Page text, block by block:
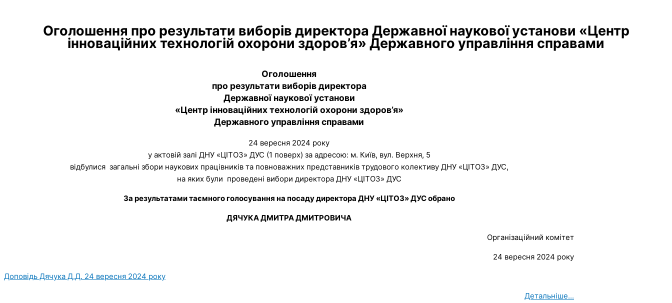
Оголошення про результати виборів директора Державної наукової установи «Центр
інноваційних технологій охорони здоров’я» Державного управління справами
Оголошення
про результати виборів директора
Державної наукової установи
«Центр інноваційних технологій охорони здоров’я»
Державного управління справами
24 вересня 2024 року
у актовій залі ДНУ «ЦІТОЗ» ДУС (1 поверх) за адресою: м. Київ, вул. Верхня, 5
відбулися загальні збори наукових працівників та повноважних представників трудового колективу ДНУ «ЦІТОЗ» ДУС,
на яких були проведені вибори директора ДНУ «ЦІТОЗ» ДУС
За результатами таємного голосування на посаду директора ДНУ «ЦІТОЗ» ДУС обрано
ДЯЧУКА ДМИТРА ДМИТРОВИЧА
Організаційний комітет
24 вересня 2024 року
Доповідь Дячука Д.Д. 24 вересня 2024 року
Детальніше...